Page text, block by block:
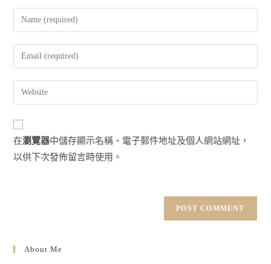
Enter
your
name
comment
Enter
your
email
address
Enter
your
URL
(optional)
在瀏覽器中儲存顯示名稱、電子郵件地址及個人網站網址，
以供下次發佈留言時使用。
About Me